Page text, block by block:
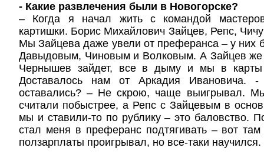
- Какие развлечения были в Новогорске?
– Когда я начал жить с командой
картишки. Борис Михайлович Зайцев, Репс,
Мы Зайцева даже увели от преферанса – у них
Давыдовым, Чиновым и Волковым. А Зайцев же
Чернышев зайдет, все в дыму и мы в карты
Доставалось нам от Аркадия
оставались? – Не скрою, чаще выигрывал.
считали побыстрее, а Репс с Зайцевым в
мы и ставили-то по рублику – это баловство.
стал меня в преферанс подтягивать – вот
ползарплаты проигрывал, но все-таки научился.